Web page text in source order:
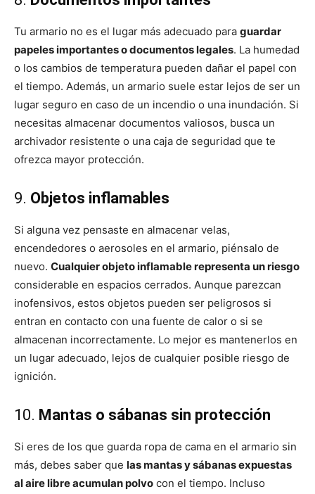
Tu armario no es el lugar más adecuado para guardar
papeles importantes o documentos legales. La humedad
o los cambios de temperatura pueden dañar el papel con
el tiempo. Además, un armario suele estar lejos de ser un
lugar seguro en caso de un incendio o una inundación. Si
necesitas almacenar documentos valiosos, busca un
archivador resistente o una caja de seguridad que te
ofrezca mayor protección.
9. Objetos inflamables
Si alguna vez pensaste en almacenar velas,
encendedores o aerosoles en el armario, piénsalo de
nuevo. Cualquier objeto inflamable representa un riesgo
considerable en espacios cerrados. Aunque parezcan
inofensivos, estos objetos pueden ser peligrosos si
entran en contacto con una fuente de calor o si se
almacenan incorrectamente. Lo mejor es mantenerlos en
un lugar adecuado, lejos de cualquier posible riesgo de
ignición.
10. Mantas o sábanas sin protección
Si eres de los que guarda ropa de cama en el armario sin
más, debes saber que las mantas y sábanas expuestas
al aire libre acumulan polvo con el tiempo. Incluso